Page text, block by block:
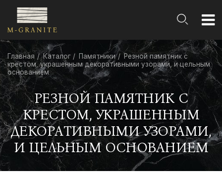
Главная Каталог Памятники
Резной памятник с
крестом, украшенным декоративными узорами, и цельным
основанием
РЕЗНОЙ ПАМЯТНИК С
КРЕСТОМ, УКРАШЕННЫМ
ДЕКОРАТИВНЫМИ УЗОРАМИ,
И ЦЕЛЬНЫМ ОСНОВАНИЕМ